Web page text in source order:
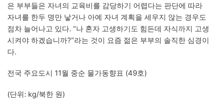
은 부부들은 자녀의 교육비를 감당하기 어렵다는 판단에 따라
자녀를 한두 명만 낳거나 아예 자녀 계획을 세우지 않는 경우도
점차 늘어나고 있다. “나 혼자 고생하기도 힘든데 자식까지 고생
시켜야 하겠습니까?”라는 것이 요즘 젊은 부부의 솔직한 심경이
다.
전국 주요도시 11월 중순 물가동향표 (49호)
(단위: kg/북한 원)